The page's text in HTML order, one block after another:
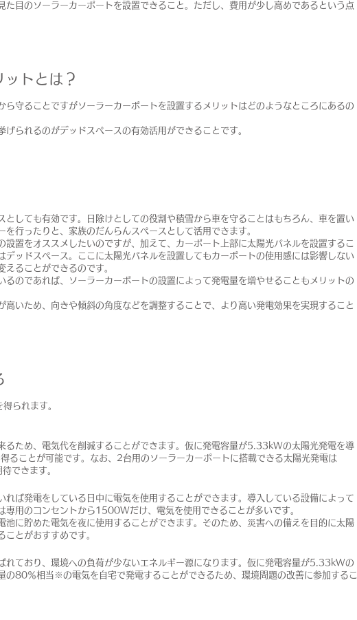
目のソーラーカーポートを設置できること。ただし、費用が少し高めであるという点
トとは？
守ることですがソーラーカーポートを設置するメリットはどのようなところにあるの
られるのがデッドスペースの有効活用ができることです。
しても有効です。日除けとしての役割や積雪から車を守ることはもちろん、車を置い
行ったりと、家族のだんらんスペースとして活用できます。
置をオススメしたいのですが、加えて、カーポート上部に太陽光パネルを設置するこ
デッドスペース。ここに太陽光パネルを設置してもカーポートの使用感には影響しない
ることができるのです。
のであれば、ソーラーカーポートの設置によって発電量を増やせることもメリットの
いため、向きや傾斜の角度などを調整することで、より高い発電効果を実現すること
られます。
るため、電気代を削減することができます。仮に発電容量が5.33kWの太陽光発電を導
ことが可能です。なお、2台用のソーラーカーポートに搭載できる太陽光発電は
できます。
ば発電をしている日中に電気を使用することができます。導入している設備によって
用のコンセントから1500Wだけ、電気を使用できることが多いです。
に貯めた電気を夜に使用することができます。そのため、災害への備えを目的に太陽
とがおすすめです。
れており、環境への負荷が少ないエネルギー源になります。仮に発電容量が5.33kWの
の80％相当※の電気を自宅で発電することができるため、環境問題の改善に参加するこ